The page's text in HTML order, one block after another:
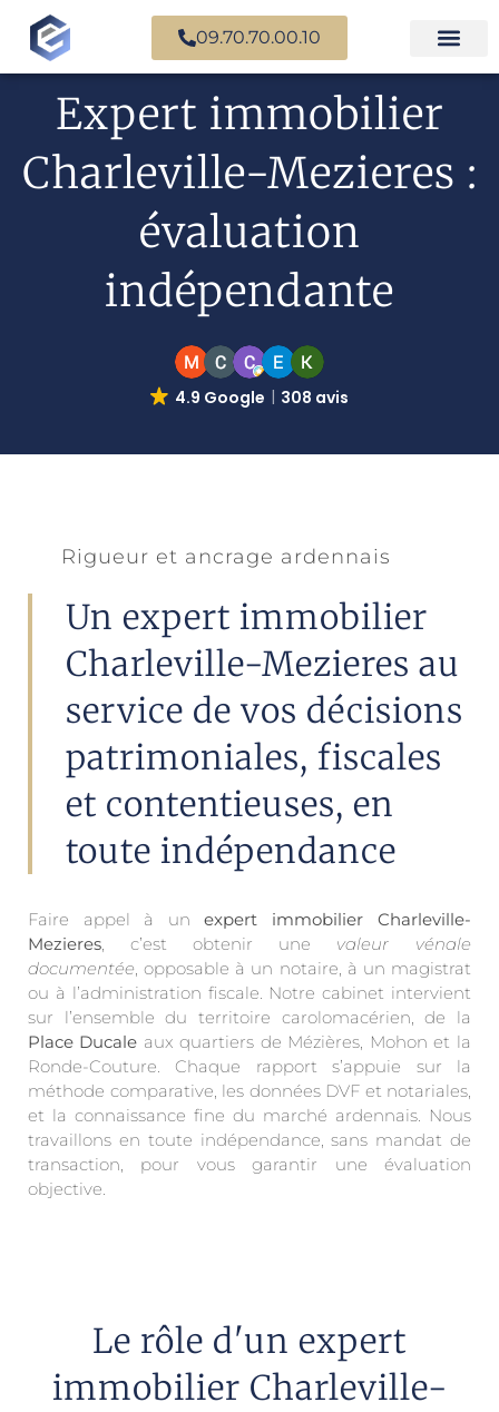
09.70.70.00.10
Expert immobilier
Charleville-Mezieres :
évaluation
indépendante
4.9 Google 308 avis
Rigueur et ancrage ardennais
Un expert immobilier
Charleville-Mezieres au
service de vos décisions
patrimoniales, fiscales
et contentieuses, en
toute indépendance
Faire appel à un expert immobilier Charleville-
Mezieres, c’est obtenir une valeur vénale
documentée, opposable à un notaire, à un magistrat
ou à l’administration fiscale. Notre cabinet intervient
sur l’ensemble du territoire carolomacérien, de la
Place Ducale aux quartiers de Mézières, Mohon et la
Ronde-Couture. Chaque rapport s’appuie sur la
méthode comparative, les données DVF et notariales,
et la connaissance fine du marché ardennais. Nous
travaillons en toute indépendance, sans mandat de
transaction, pour vous garantir une évaluation
objective.
Le rôle d'un expert
immobilier Charleville-